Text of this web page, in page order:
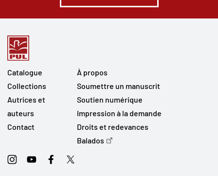
Catalogue
Collections
Autrices et
auteurs
Contact
À propos
Soumettre un manuscrit
Soutien numérique
Impression à la demande
Droits et redevances
Balados
InstagramYoutubeFacebookTwitter